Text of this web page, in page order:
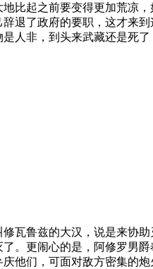
比起之前要变得更加荒凉
退了政府的要职，这才来
人非，到头来武藏还是死
瓦鲁兹的大汉，说是来协
。更闹心的是，阿修罗男
他们，可面对敌方密集的